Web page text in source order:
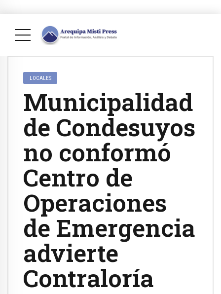
LOCALES
Municipalidad
de Condesuyos
no conformó
Centro de
Operaciones
de Emergencia
advierte
Contraloría